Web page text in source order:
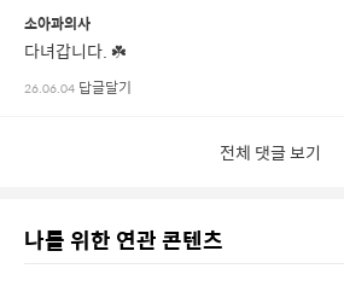
소아과의사
다녀갑니다. ☘️
26.06.04 답글달기
전체 댓글 보기
나를 위한 연관 콘텐츠